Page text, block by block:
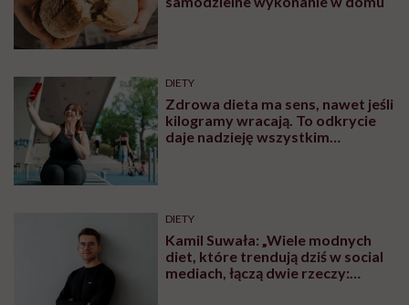
DIETY
Zdrowa dieta ma sens, nawet jeśli
kilogramy wracają. To odkrycie
daje nadzieję wszystkim
DIETY
Kamil Suwała: „Wiele modnych
diet, które trendują dziś w social
mediach, łączą dwie rzeczy: